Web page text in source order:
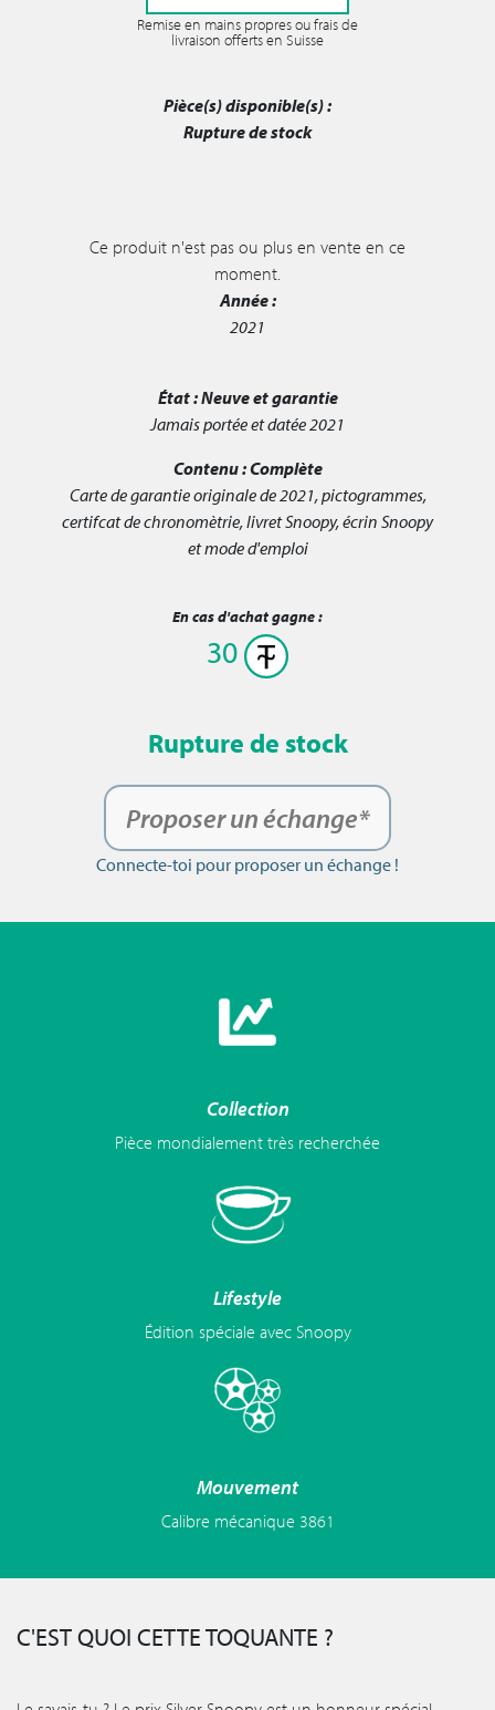
Remise en mains propres ou frais de
livraison offerts en Suisse
Pièce(s) disponible(s) :
Rupture de stock
Ce produit n'est pas ou plus en vente en ce
moment.
Année :
2021
État :Neuve et garantie
Jamais portée et datée 2021
Contenu :Complète
Carte de garantie originale de 2021, pictogrammes,
certifcat de chronomètrie, livret Snoopy, écrin Snoopy
et mode d'emploi
En cas d'achat gagne :
30
Rupture de stock
Proposer un échange*
Connecte-toi pour proposer un échange !
Collection
Pièce mondialement très recherchée
Lifestyle
Édition spéciale avec Snoopy
Mouvement
Calibre mécanique 3861
C'EST QUOI CETTE TOQUANTE ?